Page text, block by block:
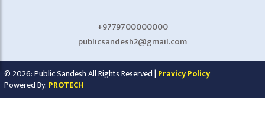
+9779700000000
publicsandesh2@gmail.com
© 2026: Public Sandesh All Rights Reserved | Pravicy Policy
Powered By: PROTECH